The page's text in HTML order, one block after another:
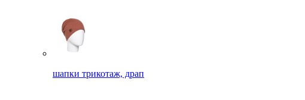
шапки трикотаж, драп